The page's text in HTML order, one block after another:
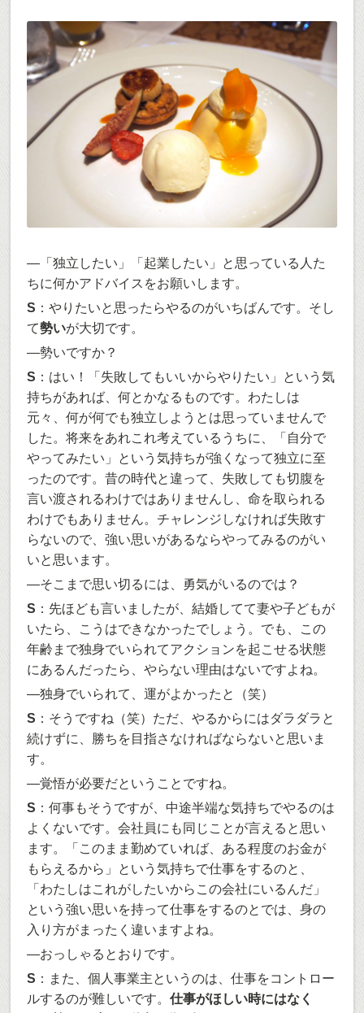
―「独立したい」「起業したい」と思っている人た
ちに何かアドバイスをお願いします。
S ：やりたいと思ったらやるのがいちばんです。そし
て勢いが大切です。
―勢いですか？
S ：はい！「失敗してもいいからやりたい」という気
持ちがあれば、何とかなるものです。わたしは
元々、何が何でも独立しようとは思っていませんで
した。将来をあれこれ考えているうちに、「自分で
やってみたい」という気持ちが強くなって独立に至
ったのです。昔の時代と違って、失敗しても切腹を
言い渡されるわけではありませんし、命を取られる
わけでもありません。チャレンジしなければ失敗す
らないので、強い思いがあるならやってみるのがい
いと思います。
―そこまで思い切るには、勇気がいるのでは？
S ：先ほども言いましたが、結婚してて妻や子どもが
いたら、こうはできなかったでしょう。でも、この
年齢まで独身でいられてアクションを起こせる状態
にあるんだったら、やらない理由はないですよね。
―独身でいられて、運がよかったと（笑）
S ：そうですね（笑）ただ、やるからにはダラダラと
続けずに、勝ちを目指さなければならないと思いま
す。
―覚悟が必要だということですね。
S ：何事もそうですが、中途半端な気持ちでやるのは
よくないです。会社員にも同じことが言えると思い
ます。「このまま勤めていれば、ある程度のお金が
もらえるから」という気持ちで仕事をするのと、
「わたしはこれがしたいからこの会社にいるんだ」
という強い思いを持って仕事をするのとでは、身の
入り方がまったく違いますよね。
―おっしゃるとおりです。
S ：また、個人事業主というのは、仕事をコントロー
ルするのが難しいです。仕事がほしい時にはなく